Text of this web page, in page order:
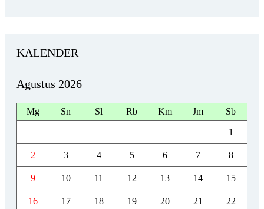
KALENDER
Agustus 2026
Mg Sn Sl Rb Km Jm Sb
1
2 3 4 5 6 7 8
9 10 11 12 13 14 15
16 17 18 19 20 21 22